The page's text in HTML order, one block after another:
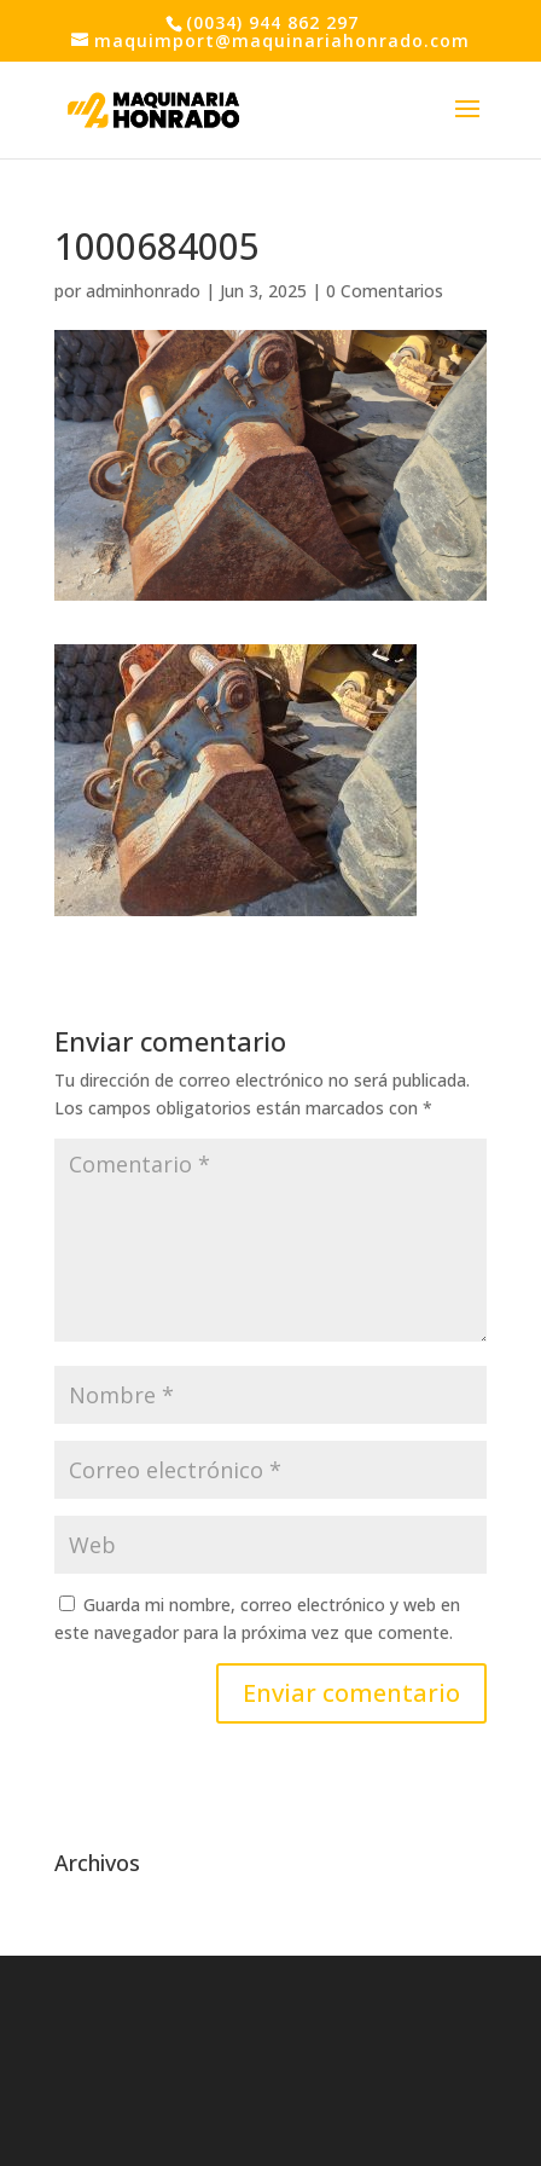
(0034) 944 862 297
maquimport@maquinariahonrado.com
1000684005
por adminhonrado | Jun 3, 2025 | 0 Comentarios
Enviar comentario
Tu dirección de correo electrónico no será publicada.
Los campos obligatorios están marcados con *
Guarda mi nombre, correo electrónico y web en
este navegador para la próxima vez que comente.
Archivos